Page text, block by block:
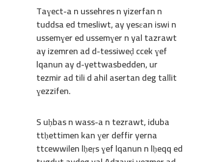
Taɣect-a n ussehres n yizerfan n
tuddsa ed tmesliwt, ay yesɛan iswi n
ussemɣer ed ussemɣer n yal tazrawt
ay izemren ad d-tessiweḍ ccek ɣef
lqanun ay d-yettwasbedden, ur
tezmir ad tili d ahil asertan deg tallit
ɣezzifen.
S uḥbas n wass-a n tezrawt, iduba
ttḥettimen kan ɣer deffir yerna
ttcewwilen lḥeṛs ɣef lqanun n lḥeqq ed